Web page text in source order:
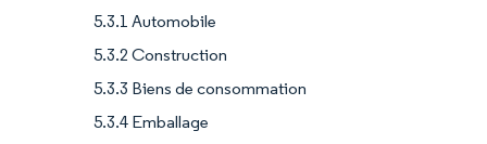
5.3.1 Automobile
5.3.2 Construction
5.3.3 Biens de consommation
5.3.4 Emballage